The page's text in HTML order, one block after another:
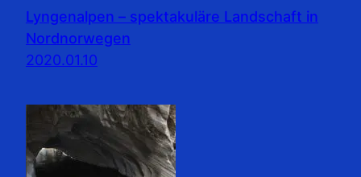
Lyngenalpen – spektakuläre Landschaft in
Nordnorwegen
2020.01.10